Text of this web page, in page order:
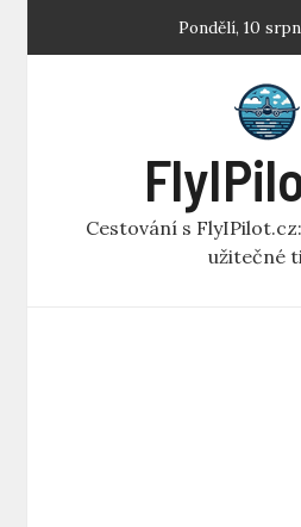
Pondělí, 10
Cestování s
užitečné